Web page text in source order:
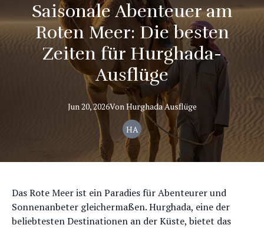
Saisonale Abenteuer am
Roten Meer: Die besten
Zeiten für Hurghada-
Ausflüge
Jun 20, 2026VonHurghadaAusflüge
HA
Das Rote Meer ist ein Paradies für Abenteurer und
Sonnenanbeter gleichermaßen. Hurghada, eine der
beliebtesten Destinationen an der Küste, bietet das